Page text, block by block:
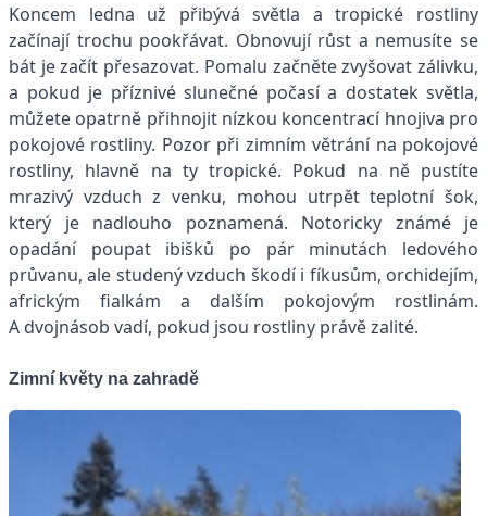
Koncem ledna už přibývá světla a tropické rostliny
začínají trochu pookřávat. Obnovují růst a nemusíte se
bát je začít přesazovat. Pomalu začněte zvyšovat zálivku,
a pokud je příznivé slunečné počasí a dostatek světla,
můžete opatrně přihnojit nízkou koncentrací hnojiva pro
pokojové rostliny. Pozor při zimním větrání na pokojové
rostliny, hlavně na ty tropické. Pokud na ně pustíte
mrazivý vzduch z venku, mohou utrpět teplotní šok,
který je nadlouho poznamená. Notoricky známé je
opadání poupat ibišků po pár minutách ledového
průvanu, ale studený vzduch škodí i fíkusům, orchidejím,
africkým fialkám a dalším pokojovým rostlinám.
A dvojnásob vadí, pokud jsou rostliny právě zalité.
Zimní květy na zahradě